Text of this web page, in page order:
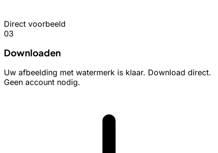
Direct voorbeeld
03
Downloaden
Uw afbeelding met watermerk is klaar. Download direct.
Geen account nodig.